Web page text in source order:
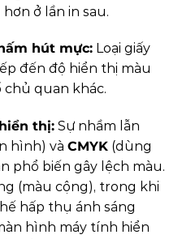
ở lần in sau.
hút mực: Loại giấy
đến độ hiển thị màu
chủ quan khác.
thị: Sự nhầm lẫn
hình) và CMYK (dùng
phổ biến gây lệch màu.
(màu cộng), trong khi
hấp thụ ánh sáng
hình máy tính hiển